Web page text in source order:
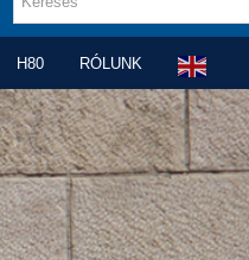
H80 RÓLUNK